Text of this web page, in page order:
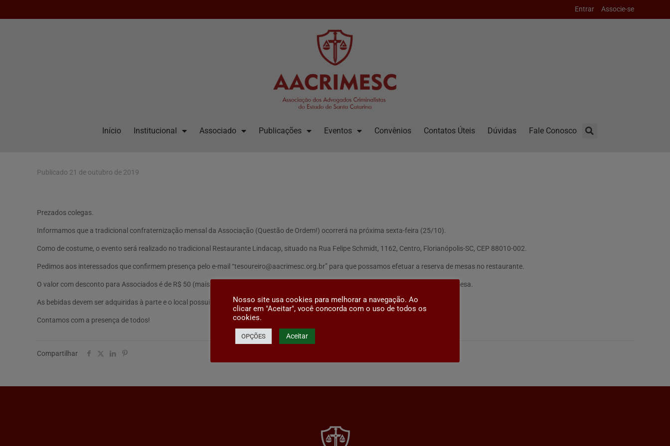
Entrar Associe-se
Início Institucional Associado Publicações Eventos Convênios Contatos Úteis Dúvidas Fale Conosco
Publicado 21 de outubro de 2019
Prezados colegas.
Informamos que a tradicional confraternização mensal da Associação (Questão de Ordem!) ocorrerá na próxima sexta-feira (25/10).
Como de costume, o evento será realizado no tradicional Restaurante Lindacap, situado na Rua Felipe Schmidt, 1162, Centro, Florianópolis-SC, CEP 88010-002.
Pedimos aos interessados que confirmem presença pelo e-mail “tesoureiro@aacrimesc.org.br” para que possamos efetuar a reserva de mesas no restaurante.
O valor com desconto para Associados é de R$ 50 (mais 10% opcional) por pessoa, no qual estão incluídos Entrada, Buffet Livre e Sobremesa.
As bebidas devem ser adquiridas à parte e o local possui estacionamento próprio gratuito.
Contamos com a presença de todos!
Compartilhar
Nosso site usa cookies para melhorar a navegação. Ao
clicar em "Aceitar", você concorda com o uso de todos os
cookies.
OPÇÕES Aceitar